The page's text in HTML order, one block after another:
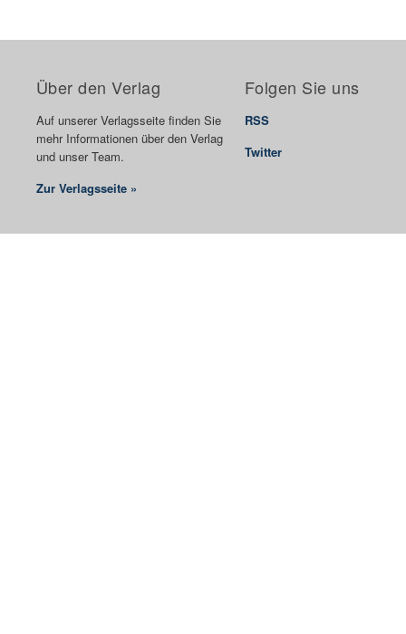
Über den Verlag
Auf unserer Verlagsseite finden Sie
mehr Informationen über den Verlag
und unser Team.
Zur Verlagsseite »
Folgen Sie uns
RSS
Twitter